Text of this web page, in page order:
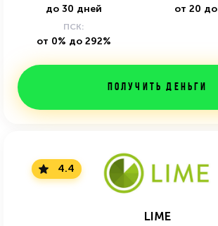
до 30 дней от 20 до
ПСК:
от 0% до 292%
Получить деньги
4.4
LIME